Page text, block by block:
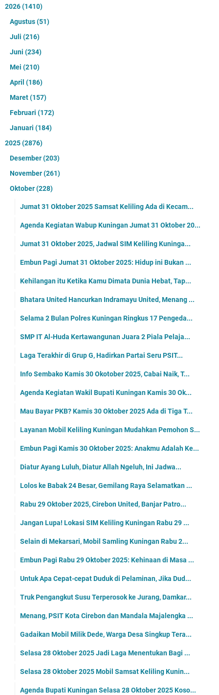
2026(1410)
Agustus(51)
Juli (216)
Juni (234)
Mei (210)
April (186)
Maret(157)
Februari (172)
Januari (184)
2025(2876)
Desember(203)
November(261)
Oktober(228)
Jumat 31 Oktober 2025 Samsat Keliling Ada di Kecam...
Agenda Kegiatan Wabup Kuningan Jumat 31 Oktober 20...
Jumat 31 Oktober 2025, Jadwal SIM Keliling Kuninga...
Embun Pagi Jumat 31 Oktober 2025: Hidup ini Bukan ...
Kehilangan itu Ketika Kamu Dimata Dunia Hebat, Tap...
Bhatara United Hancurkan Indramayu United, Menang ...
Selama 2 Bulan Polres Kuningan Ringkus 17 Pengeda...
SMP IT Al-Huda Kertawangunan Juara 2 Piala Pelaja...
Laga Terakhir di Grup G, Hadirkan Partai Seru PSIT...
Info Sembako Kamis 30 Okotober 2025, Cabai Naik, T...
Agenda Kegiatan Wakil Bupati Kuningan Kamis 30 Ok...
Mau Bayar PKB? Kamis 30 Oktober 2025 Ada di Tiga T...
Layanan Mobil Keliling Kuningan Mudahkan Pemohon S...
Embun Pagi Kamis 30 Oktober 2025: Anakmu Adalah Ke...
Diatur Ayang Luluh, Diatur Allah Ngeluh, Ini Jadwa...
Lolos ke Babak 24 Besar, Gemilang Raya Selamatkan ...
Rabu 29 Oktober 2025, Cirebon United, Banjar Patro...
Jangan Lupa! Lokasi SIM Keliling Kuningan Rabu 29 ...
Selain di Mekarsari, Mobil Samling Kuningan Rabu 2...
Embun Pagi Rabu 29 Oktober 2025: Kehinaan di Masa ...
Untuk Apa Cepat-cepat Duduk di Pelaminan, Jika Dud...
Truk Pengangkut Susu Terperosok ke Jurang, Damkar...
Menang, PSIT Kota Cirebon dan Mandala Majalengka ...
Gadaikan Mobil Milik Dede, Warga Desa Singkup Tera...
Selasa 28 Oktober 2025 Jadi Laga Menentukan Bagi ...
Selasa 28 Oktober 2025 Mobil Samsat Keliling Kunin...
Agenda Bupati Kuningan Selasa 28 Oktober 2025 Koso...